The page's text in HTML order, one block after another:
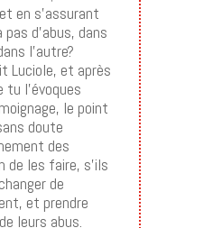
en s’assurant
pas d’abus, dans
l’autre?
Luciole, et après
l’évoques
le point
doute
des
de les faire, s’ils
de
et prendre
leurs abus.